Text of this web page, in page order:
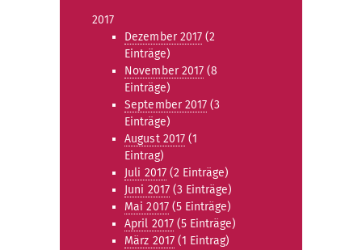
2017
Dezember 2017 (2
Einträge)
November 2017 (8
Einträge)
September 2017 (3
Einträge)
August 2017 (1
Eintrag)
Juli 2017(2 Einträge)
Juni 2017(3 Einträge)
Mai 2017(5 Einträge)
April 2017 (5 Einträge)
März 2017(1 Eintrag)